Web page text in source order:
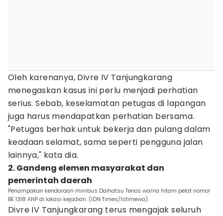
Oleh karenanya, Divre IV Tanjungkarang
menegaskan kasus ini perlu menjadi perhatian
serius. Sebab, keselamatan petugas di lapangan
juga harus mendapatkan perhatian bersama.
"Petugas berhak untuk bekerja dan pulang dalam
keadaan selamat, sama seperti pengguna jalan
lainnya," kata dia.
2. Gandeng elemen masyarakat dan
pemerintah daerah
Penampakan kendaraan minibus Daihatsu Terios warna hitam pelat nomor
BE 1318 ANP di lokasi kejadian. (IDN Times/Istimewa).
Divre IV Tanjungkarang terus mengajak seluruh